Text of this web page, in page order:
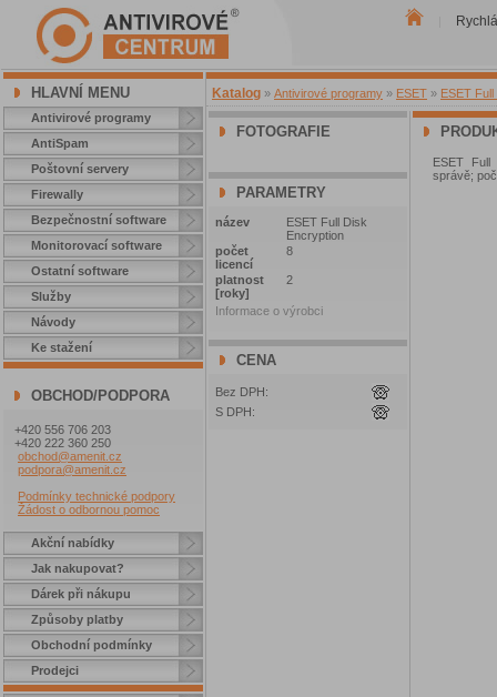
HLAVNÍ MENU
Antivirové programy
AntiSpam
Poštovní servery
Firewally
Bezpečnostní software
Monitorovací software
Ostatní software
Služby
Návody
Ke stažení
OBCHOD/PODPORA
+420 556 706 203
+420 222 360 250
obchod@amenit.cz
podpora@amenit.cz
Podmínky technické podpory
Žádost o odbornou pomoc
Akční nabídky
Jak nakupovat?
Dárek při nákupu
Způsoby platby
Obchodní podmínky
Prodejci
Katalog » Antivirové programy » ESET » ESET
FOTOGRAFIE
PARAMETRY
název
ESET Full Disk
Encryption
počet
licencí
8
platnost
[roky]
2
Informace o výrobci
CENA
Bez DPH:
S DPH:
ESET
správě;